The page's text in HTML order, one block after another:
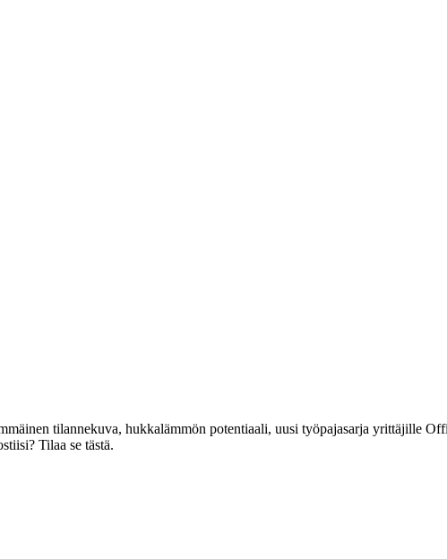
tilannekuva, hukkalämmön potentiaali, uusi työpajasarja yrittäjille
Tilaa se tästä.